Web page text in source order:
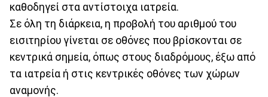
καθοδηγεί στα αντίστοιχα ιατρεία.
Σε όλη τη διάρκεια, η προβολή του αριθμού του
εισιτηρίου γίνεται σε οθόνες που βρίσκονται σε
κεντρικά σημεία, όπως στους διαδρόμους, έξω από
τα ιατρεία ή στις κεντρικές οθόνες των χώρων
αναμονής.